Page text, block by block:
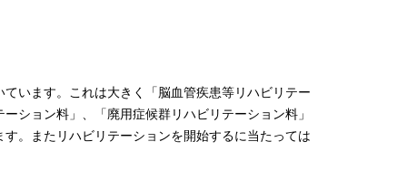
います。これは大きく「脳血管疾患等リハビリテー
ション料」、「廃用症候群リハビリテーション料」
。またリハビリテーションを開始するに当たっては